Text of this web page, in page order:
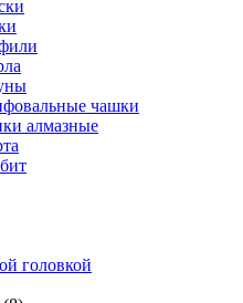
чашки
алмазные
головкой